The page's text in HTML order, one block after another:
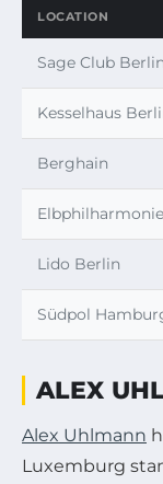
LOCATION
Sage Club Berlin
Kesselhaus
Berghain
Lido Berlin
Südpol
ALEX
Alex Uhlmann
Luxemburg